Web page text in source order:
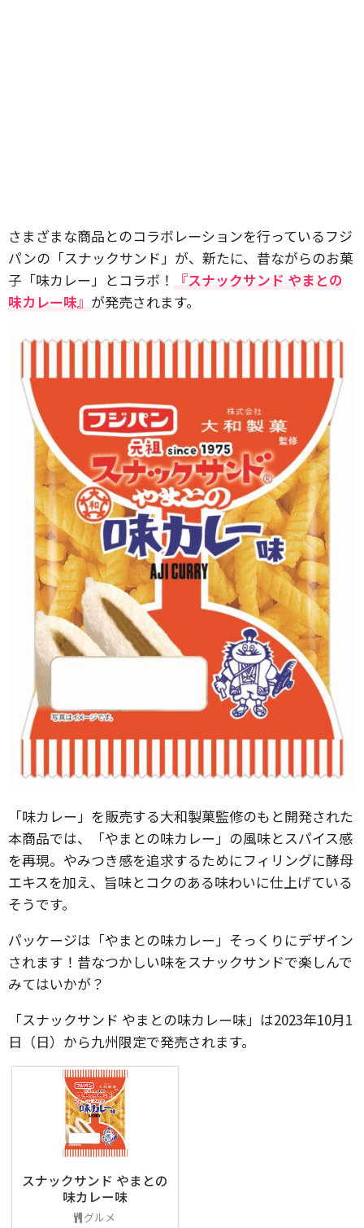
さまざまな商品とのコラボレーションを行っているフジ
パンの「スナックサンド」が、新たに、昔ながらのお菓
子「味カレー」とコラボ！
『スナックサンド やまとの
味カレー味』 が発売されます。
「味カレー」を販売する大和製菓監修のもと開発された
本商品では、「やまとの味カレー」の風味とスパイス感
を再現。やみつき感を追求するためにフィリングに酵母
エキスを加え、旨味とコクのある味わいに仕上げている
そうです。
パッケージは「やまとの味カレー」そっくりにデザイン
されます！昔なつかしい味をスナックサンドで楽しんで
みてはいかが？
「スナックサンド やまとの味カレー味」は2023年10月1
日（日）から九州限定で発売されます。
スナックサンド やまとの
味カレー味
グルメ